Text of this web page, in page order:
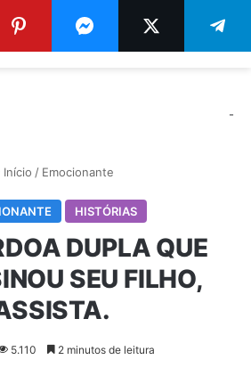
-
Início / Emocionante
HISTÓRIAS
DUPLA QUE
SEU FILHO,
5.110 2 minutos de leitura